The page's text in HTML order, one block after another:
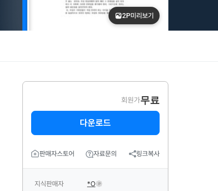
2P미리보기
회원가무료
다운로드
판매자스토어 자료문의 링크복사
지식판매자 *O P